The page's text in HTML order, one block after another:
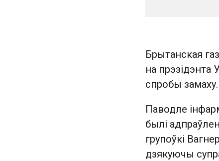
Брытанская
на прэзідэнта
спробы замаху.
Паводле
былі
групоўкі
дзякуючы